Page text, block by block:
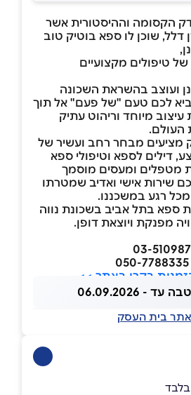
הקסומה וההיסטורית אשר
דלל, שוכן לו ספא בוטיק טוב
טיפולים מקצועיים
ועוצב בהשראת השכונה
לכם טעם "של פעם" אל תוך
מיוחד וריהוט עתיק
העולם.
מציעים מבחר רחב ועשיר של
דילים לספא וטיפולי ספא
מטפלים ומעסים מוסמך
שירות אישי ואדיב שמטרתו
מכל רגע במשכננו.
ספא בתל אביב בשכונת נווה
מפנקת ויוצאת דופן.
בקרו באתר >>
- 06.09.2026
בית העסק